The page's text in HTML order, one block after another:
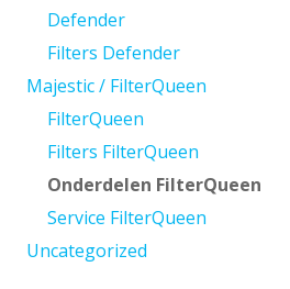
Defender
Filters Defender
Majestic / FilterQueen
FilterQueen
Filters FilterQueen
Onderdelen FilterQueen
Service FilterQueen
Uncategorized